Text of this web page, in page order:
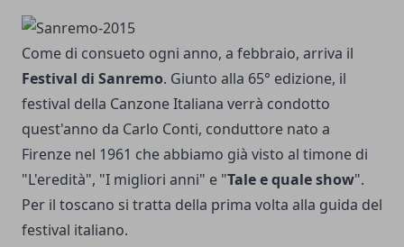
Come di consueto ogni anno, a febbraio, arriva il
Festival di Sanremo. Giunto alla 65° edizione, il
festival della Canzone Italiana verrà condotto
quest'anno da Carlo Conti, conduttore nato a
Firenze nel 1961 che abbiamo già visto al timone di
"L'eredità", "I migliori anni" e "Tale e quale show".
Per il toscano si tratta della prima volta alla guida del
festival italiano.